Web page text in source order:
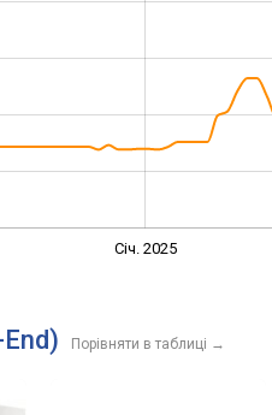
Січ. 2025
Порівняти в таблиці →